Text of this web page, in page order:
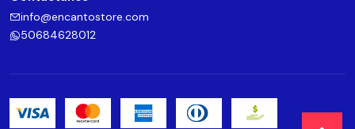
info@encantostore.com
50684628012